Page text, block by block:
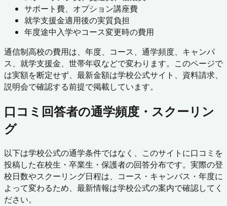
サポート費、オプション講座費
就学支援金適用後の実質負担
年度途中入学やコース変更時の費用
通信制高校の費用は、年度、コース、通学頻度、キャンパ
ス、就学支援金、世帯年収などで変わります。このページで
は実額を断定せず、最新金額は学校公式サイト、資料請求、
説明会で確認する前提で掲載しています。
口コミ回答者の通学頻度・スクーリン
グ
以下は学校公式の通学条件ではなく、このサイトに口コミを
投稿した在校生・卒業生・保護者の回答分布です。実際の登
校日数やスクーリング日程は、コース・キャンパス・年度に
よって変わるため、最新情報は学校公式の案内で確認してく
ださい。